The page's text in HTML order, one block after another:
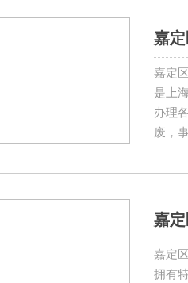
嘉
嘉定
是上
办理
废，
嘉
嘉定
拥有